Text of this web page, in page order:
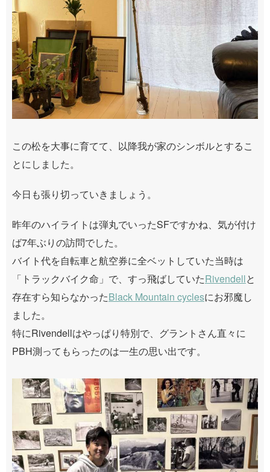
この松を大事に育てて、以降我が家のシンボルとするこ
とにしました。
今日も張り切っていきましょう。
昨年のハイライトは弾丸でいったSFですかね、気が付け
ば7年ぶりの訪問でした。
バイト代を自転車と航空券に全ベットしていた当時は
「トラックバイク命」で、すっ飛ばしていたRivendellと
存在すら知らなかったBlack Mountain cyclesにお邪魔し
ました。
特にRivendellはやっぱり特別で、グラントさん直々に
PBH測ってもらったのは一生の思い出です。